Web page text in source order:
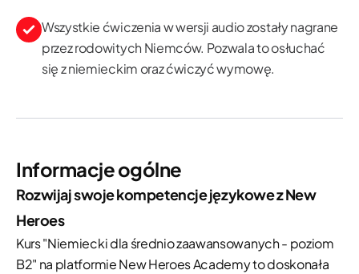
Wszystkie ćwiczenia w wersji audio zostały nagrane
przez rodowitych Niemców. Pozwala to osłuchać
się z niemieckim oraz ćwiczyć wymowę.
Informacje ogólne
Rozwijaj swoje kompetencje językowe z New
Heroes
Kurs "Niemiecki dla średnio zaawansowanych - poziom
B2" na platformie New Heroes Academy to doskonała